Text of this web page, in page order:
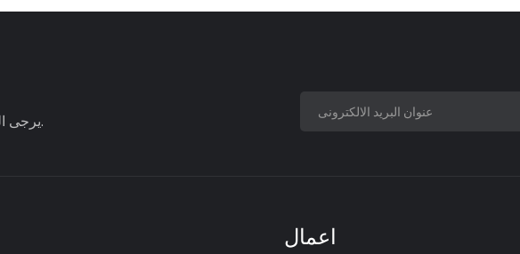
يرجى القراءة ، البقاء على اطلاع ، الاشتراك ، ونحن نرحب بك لتخبرنا برأيك.
اعمال